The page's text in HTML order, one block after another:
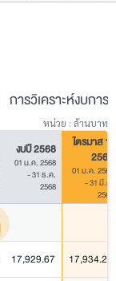
การวิเคราะห์งบการ
หน่วย : ล้านบาท
งบปี 2568
01 ม.ค. 2568
- 31 ธ.ค.
2568
ไตรมาส 1/
2569
01 ม.ค. 2569
- 31 มี.ค.
2569
17,929.67 17,934.22